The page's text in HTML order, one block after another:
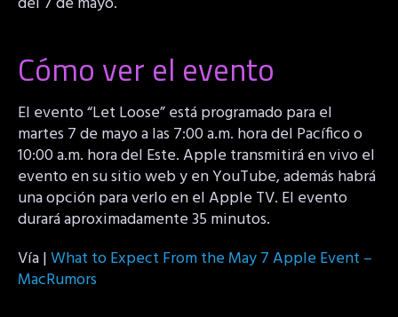
Cómo ver el evento
El evento “Let Loose” está programado para el
martes 7 de mayo a las 7:00 a.m. hora del Pacífico o
10:00 a.m. hora del Este. Apple transmitirá en vivo el
evento en su sitio web y en YouTube, además habrá
una opción para verlo en el Apple TV. El evento
durará aproximadamente 35 minutos.
Vía |What to Expect From the May 7 Apple Event –
MacRumors